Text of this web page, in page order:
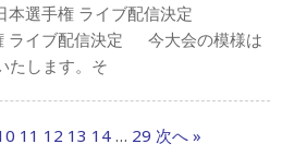
選手権 ライブ配信決定
ライブ配信決定 今大会の模様は
たします。そ
11 12 13 14 … 29 次へ »